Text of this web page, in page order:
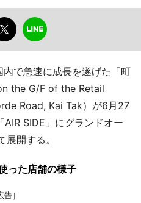
で急速に成長を遂げた「町
the G/F of the Retail
Road, Kai Tak）が6月27
SIDE」にグランドオー
開する。
った店舗の様子
告］